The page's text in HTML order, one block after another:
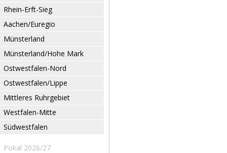
Rhein-Erft-Sieg
Aachen/Euregio
Münsterland
Münsterland/Hohe Mark
Ostwestfalen-Nord
Ostwestfalen/Lippe
Mittleres Ruhrgebiet
Westfalen-Mitte
Südwestfalen
Pokal 2026/27